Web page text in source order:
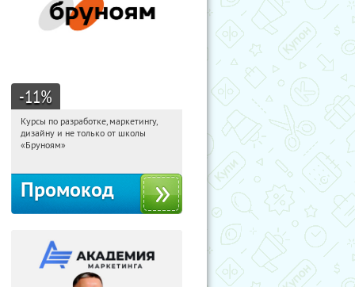
-11%
14:13:05
Получи первым!
Россия
Курсы по разработке, маркетингу,
дизайну и не только от школы
«Бруноям»
Промокод